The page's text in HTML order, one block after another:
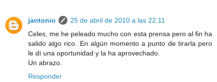
jantonio
25 de abril de 2010 a las 22:11
Celes, me he peleado mucho con esta prensa pero al fin ha
salido algo rico. En algún momento a punto de tirarla pero
le dí una oportunidad y la ha aprovechado.
Un abrazo.
Responder